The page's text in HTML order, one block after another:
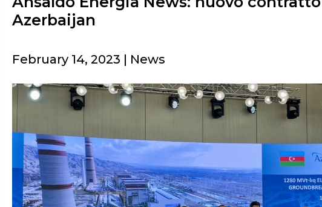
Azerbaijan
February 14, 2023 | News